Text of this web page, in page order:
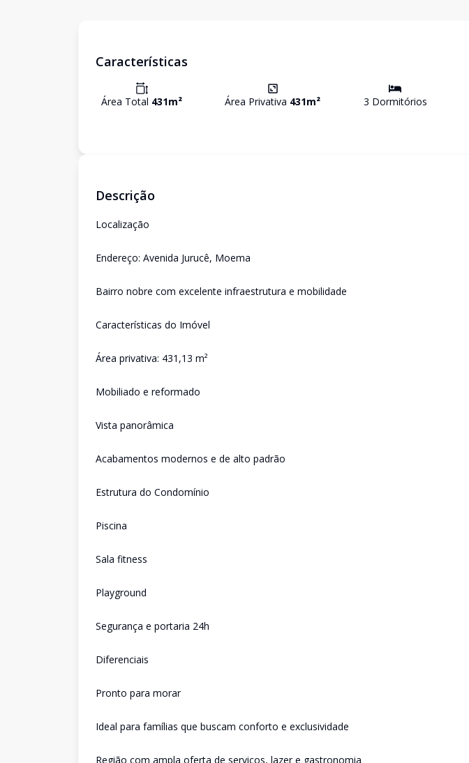
Características
Área Total 431m² Área Privativa 431m² 3 Dormitórios
Descrição
Localização
Endereço: Avenida Jurucê, Moema
Bairro nobre com excelente infraestrutura e mobilidade
Características do Imóvel
Área privativa: 431,13 m²
Mobiliado e reformado
Vista panorâmica
Acabamentos modernos e de alto padrão
Estrutura do Condomínio
Piscina
Sala fitness
Playground
Segurança e portaria 24h
Diferenciais
Pronto para morar
Ideal para famílias que buscam conforto e exclusividade
Região com ampla oferta de serviços, lazer e gastronomia